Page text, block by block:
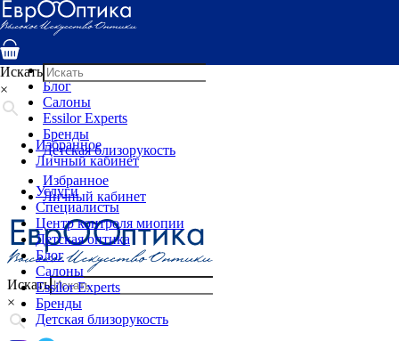
Услуги
Специалисты
Детская оптика
Блог
Салоны
Essilor Experts
Бренды
Детская близорукость
Избранное
Личный кабинет
Искать
×
Искать
×
Избранное
Личный кабинет
Услуги
Специалисты
Центр контроля миопии
Детская оптика
Блог
Салоны
Essilor Experts
Бренды
Детская близорукость